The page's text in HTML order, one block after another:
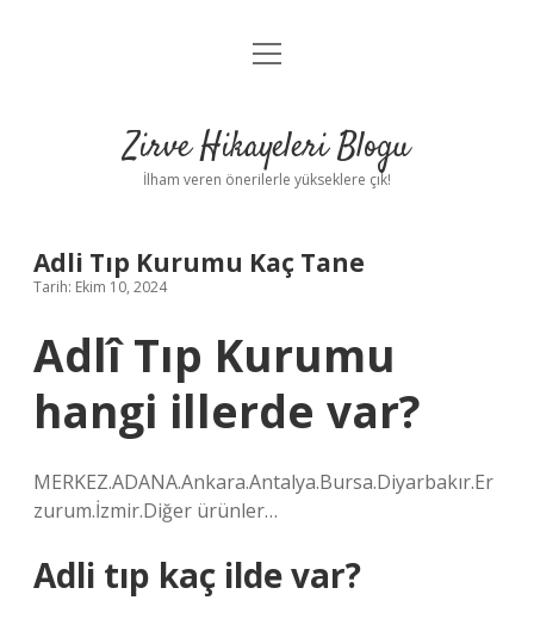
Anasayfa
Yasal Uyarı
menüyü
Zirve Hikayeleri Blogu
İlham veren önerilerle yükseklere çık!
Adli Tıp Kurumu Kaç Tane
Tarih: Ekim 10, 2024
Adlî Tıp Kurumu
hangi illerde var?
MERKEZ.ADANA.Ankara.Antalya.Bursa.Diyarbakır.Er
zurum.İzmir.Diğer ürünler…
Adli tıp kaç ilde var?